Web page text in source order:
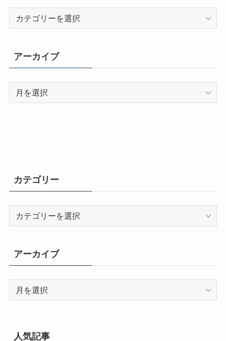
リ
ー
アーカイブ
カテゴリー
リ
ー
アーカイブ
ブ人気記事